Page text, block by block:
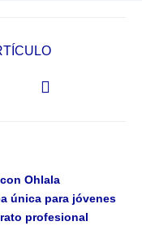
Ohlala
única para jóvenes
profesional